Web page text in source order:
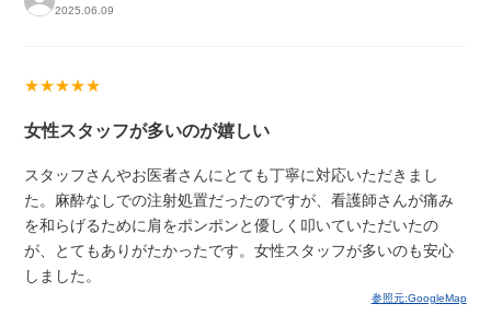
2025.06.09
★★★★★
女性スタッフが多いのが嬉しい
スタッフさんやお医者さんにとても丁寧に対応いただきまし
た。麻酔なしでの注射処置だったのですが、看護師さんが痛み
を和らげるために肩をポンポンと優しく叩いていただいたの
が、とてもありがたかったです。女性スタッフが多いのも安心
しました。
参照元:GoogleMap